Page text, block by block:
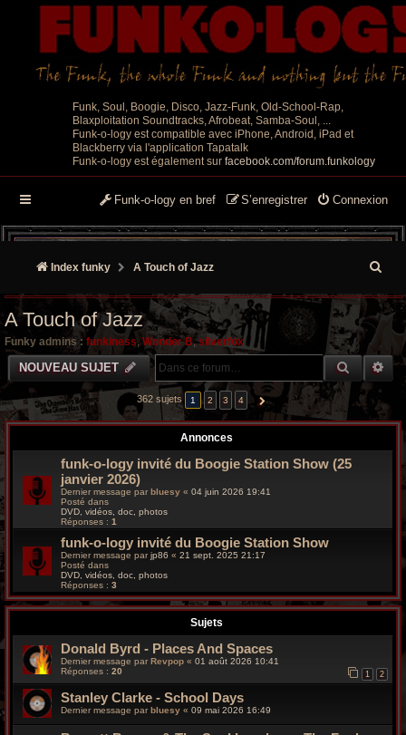
Funk, Soul, Boogie, Disco, Jazz-Funk, Old-School-Rap,
Blaxploitation Soundtracks, Afrobeat, Samba-Soul, ...
Funk-o-logy est compatible avec iPhone, Android, iPad et
Blackberry via l'application Tapatalk
Funk-o-logy est également sur facebook.com/forum.funkology
Connexion
S’enregistrer
Funk-o-logy en bref
Index funky A Touch of Jazz
e
h
r
g
o
y
A Touch of Jazz
Funky admins : funkiness, Wonder B,silverfox
NOUVEAU SUJET
362 sujets 1 2 3 4 SUIVANTE
Annonces
funk-o-logy invité du Boogie Station Show (25
janvier 2026)
Dernier message par bluesy « 04 juin 2026 19:41
Posté dans
DVD, vidéos, doc, photos
Réponses : 1
funk-o-logy invité du Boogie Station Show
Dernier message parjp86 « 21 sept. 2025 21:17
Posté dans
DVD, vidéos, doc, photos
Réponses : 3
Sujets
Donald Byrd - Places And Spaces
Dernier message par Revpop « 01 août 2026 10:41
Réponses : 20 1 2
Stanley Clarke - School Days
Dernier message parbluesy « 09 mai 2026 16:49